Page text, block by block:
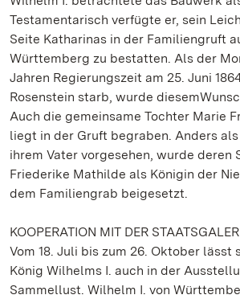
Testamentarisch verfügte er, sein
Seite Katharinas in der Familiengruft
Württemberg zu bestatten. Als der
Jahren Regierungszeit am 25. Juni
Rosenstein starb, wurde
Auch die gemeinsame Tochter Marie
liegt in der Gruft begraben. Anders
ihrem Vater vorgesehen, wurde deren
Friederike Mathilde als Königin der
dem Familiengrab beigesetzt.
KOOPERATION MIT DER
Vom 18. Juli bis zum 26. Oktober lässt
König Wilhelms I. auch in der
Sammellust. Wilhelm I. von